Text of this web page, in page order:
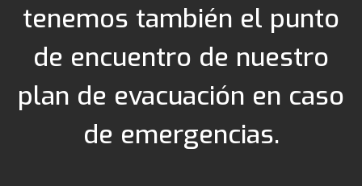
tenemos también el punto
de encuentro de nuestro
plan de evacuación en caso
de emergencias.